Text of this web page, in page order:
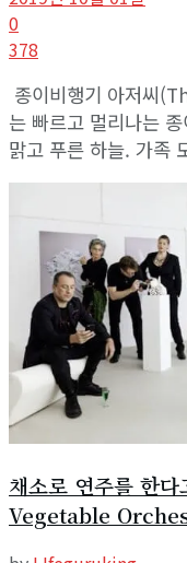
0
378
종이비행기 아저씨
는 빠르고 멀리나는
맑고 푸른 하늘. 가족
채소로 연주를 한
Vegetable